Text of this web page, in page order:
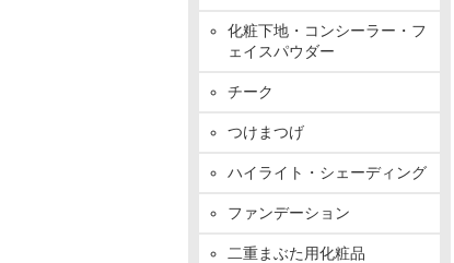
化粧下地・コンシーラー・フ
ェイスパウダー
チーク
つけまつげ
ハイライト・シェーディング
ファンデーション
二重まぶた用化粧品